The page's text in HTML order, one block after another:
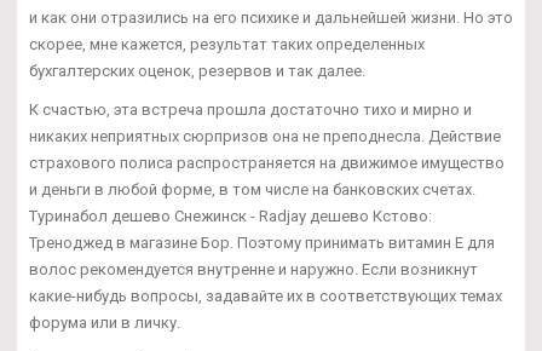
и как они отразились на его психике и дальнейшей жизни. Но это
скорее, мне кажется, результат таких определенных
бухгалтерских оценок, резервов и так далее.
К счастью, эта встреча прошла достаточно тихо и мирно и
никаких неприятных сюрпризов она не преподнесла. Действие
страхового полиса распространяется на движимое имущество
и деньги в любой форме, в том числе на банковских счетах.
Туринабол дешево Снежинск - Radjay дешево Кстово:
Треноджед в магазине Бор. Поэтому принимать витамин Е для
волос рекомендуется внутренне и наружно. Если возникнут
какие-нибудь вопросы, задавайте их в соответствующих темах
форума или в личку.